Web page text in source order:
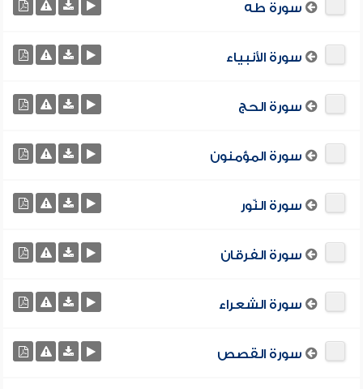
سورة طه
سورة الأنبياء
سورة الحج
سورة المؤمنون
سورة النّور
سورة الفرقان
سورة الشعراء
سورة القصص